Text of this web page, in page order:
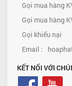
Gọi mua hàng
Gọi mua hàng
Gọi khiếu nại
Email :
KẾT NỐI VỚI